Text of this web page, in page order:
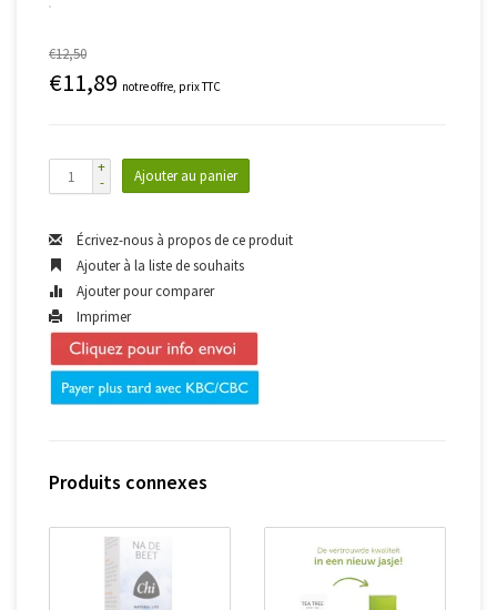
€12,50
€11,89 notre offre, prix TTC
+
-
Ajouter au panier
Écrivez-nous à propos de ce produit
Ajouter à la liste de souhaits
Ajouter pour comparer
Imprimer
Produits connexes